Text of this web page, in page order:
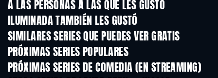
A LAS PERSONAS A LAS QUE LES GUSTÓ
ILUMINADA TAMBIÉN LES GUSTÓ
TV
SIMILARES SERIES QUE PUEDES VER GRATIS
TV TV
PRÓXIMAS SERIES POPULARES
TV
PRÓXIMAS SERIES DE COMEDIA (EN STREAMING)
Temporada 6 Temporada 2